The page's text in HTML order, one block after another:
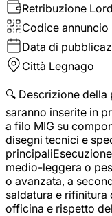
Retribuzione
Codice annuncio
Data di
Città Legnago
🔍 Descrizione
saranno inserite in
a filo MIG su
disegni tecnici e
medio-leggera o
o avanzata, a
saldatura e
officina e rispetto